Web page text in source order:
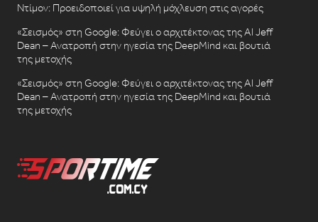
Ντίμον: Προειδοποιεί για υψηλή μόχλευση στις αγορές
«Σεισμός» στη Google: Φεύγει ο αρχιτέκτονας της AI Jeff
Dean – Ανατροπή στην ηγεσία της DeepMind και βουτιά
της μετοχής
«Σεισμός» στη Google: Φεύγει ο αρχιτέκτονας της AI Jeff
Dean – Ανατροπή στην ηγεσία της DeepMind και βουτιά
της μετοχής